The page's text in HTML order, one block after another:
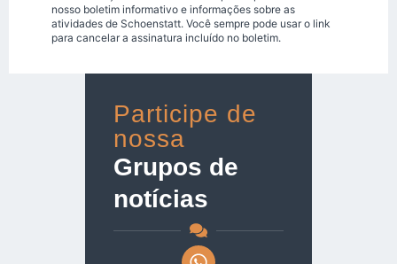
nosso boletim informativo e informações sobre as
atividades de Schoenstatt. Você sempre pode usar o link
para cancelar a assinatura incluído no boletim.
Participe de
nossa
Grupos de
notícias